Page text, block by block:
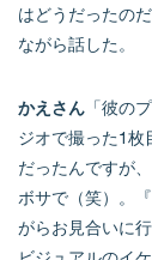
はどうだったの
ながら話した。
かえさん 「彼の
ジオで撮った1枚
だったんですが
ボサで（笑）。
がらお見合いに